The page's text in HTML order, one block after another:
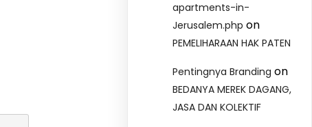
apartments-in-
Jerusalem.php on
PEMELIHARAAN HAK PATEN
Pentingnya Branding on
BEDANYA MEREK DAGANG,
JASA DAN KOLEKTIF